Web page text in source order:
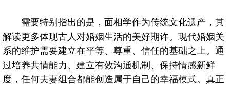
需要特别指出的是，面相学作为传统文化遗产，其
解读更多体现古人对婚姻生活的美好期许。现代婚姻关
系的维护需要建立在平等、尊重、信任的基础之上。通
过培养共情能力、建立有效沟通机制、保持情感新鲜
度，任何夫妻组合都能创造属于自己的幸福模式。真正